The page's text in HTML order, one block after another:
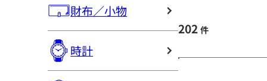
財布／小物
時計
202 件